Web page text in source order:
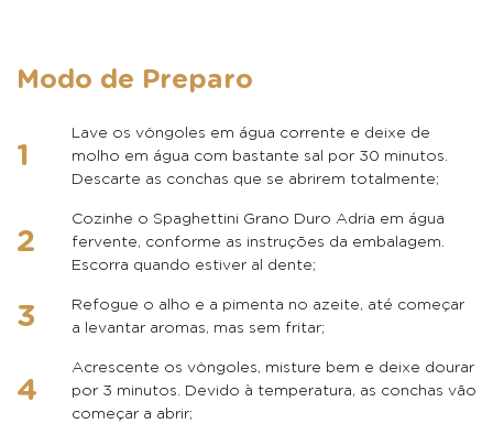
Modo de Preparo
Lave os vôngoles em água corrente e deixe de
molho em água com bastante sal por 30 minutos.
Descarte as conchas que se abrirem totalmente;
Cozinhe o Spaghettini Grano Duro Adria em água
fervente, conforme as instruções da embalagem.
Escorra quando estiver al dente;
Refogue o alho e a pimenta no azeite, até começar
a levantar aromas, mas sem fritar;
Acrescente os vôngoles, misture bem e deixe dourar
por 3 minutos. Devido à temperatura, as conchas vão
começar a abrir;